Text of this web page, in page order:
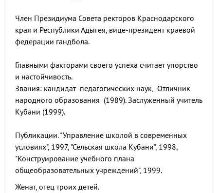
Член Президиума Совета ректоров Краснодарского
края и Республики Адыгея, вице-президент краевой
федерации гандбола.
Главными факторами своего успеха считает упорство
и настойчивость.
Звания: кандидат педагогических наук, Отличник
народного образования (1989). Заслуженный учитель
Кубани (1999).
Публикации. "Управление школой в современных
условиях", 1997, "Сельская школа Кубани", 1998,
"Конструирование учебного плана
общеобразовательных учреждений", 1999.
Женат, отец троих детей.